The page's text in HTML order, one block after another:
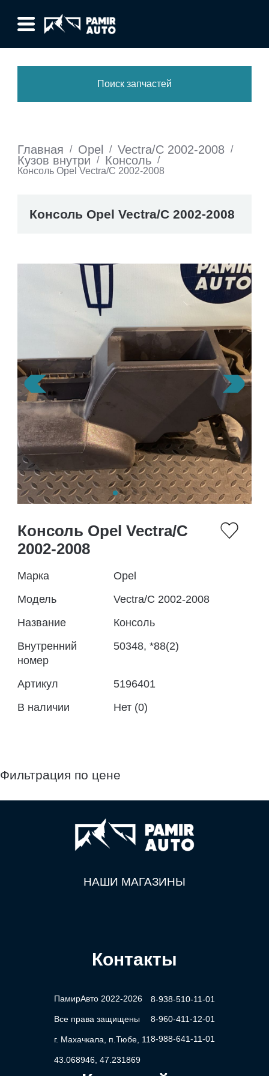
Поиск запчастей
Главная / Opel / Vectra/C 2002-2008 /
Кузов внутри / Консоль /
Консоль Opel Vectra/C 2002-2008
Консоль Opel Vectra/C 2002-2008
Консоль Opel Vectra/C
2002-2008
Марка
Opel
Модель
Vectra/C 2002-2008
Название
Консоль
Внутренний
номер
50348, *88(2)
Артикул
5196401
В наличии
Нет (0)
Фильтрация по цене
НАШИ МАГАЗИНЫ
Контакты
ПамирАвто 2022-2026
Все права защищены
г. Махачкала, п.Тюбе, 11
43.068946, 47.231869
8-938-510-11-01
8-960-411-12-01
8-988-641-11-01